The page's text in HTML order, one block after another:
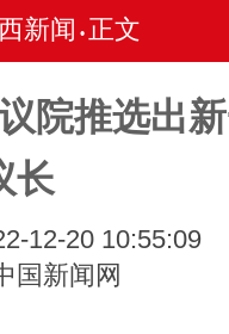
新闻 • 正文
院推选出
长
12-20 10:55:09
国新闻网